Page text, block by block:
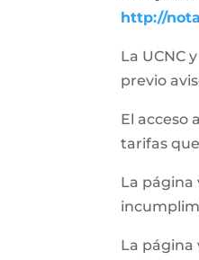
http://
La UCNC
previo
El acceso
tarifas
La página
La página